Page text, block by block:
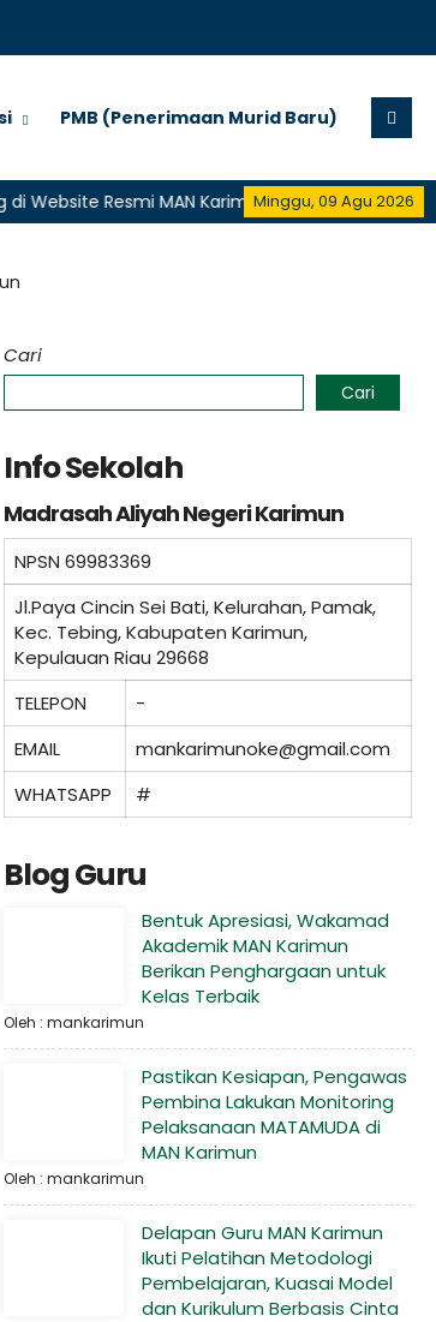
PMB (Penerimaan Murid Baru)
Minggu, 09 Agu 2026
Resmi MAN Karimun Selamat Datang di
Cari
Cari
Info Sekolah
Madrasah Aliyah Negeri Karimun
NPSN 69983369
Jl.Paya Cincin Sei Bati, Kelurahan, Pamak,
Kec. Tebing, Kabupaten Karimun,
Kepulauan Riau 29668
TELEPON
-
EMAIL
mankarimunoke@gmail.com
WHATSAPP
#
Blog Guru
Bentuk Apresiasi, Wakamad
Akademik MAN Karimun
Berikan Penghargaan untuk
Kelas Terbaik
Oleh : mankarimun
Pastikan Kesiapan, Pengawas
Pembina Lakukan Monitoring
Pelaksanaan MATAMUDA di
MAN Karimun
Oleh : mankarimun
Delapan Guru MAN Karimun
Ikuti Pelatihan Metodologi
Pembelajaran, Kuasai Model
dan Kurikulum Berbasis Cinta